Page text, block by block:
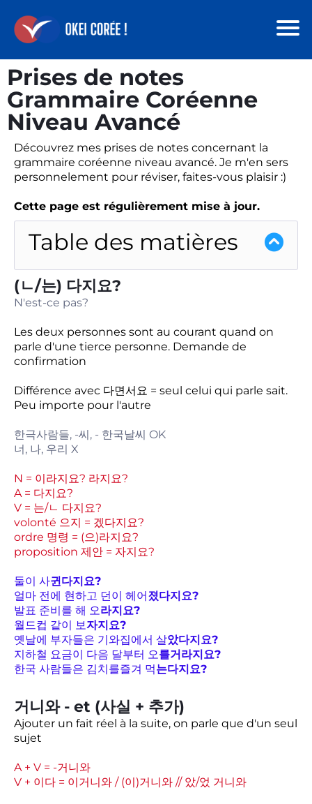
Prises de notes
Grammaire Coréenne
Niveau Avancé
Découvrez mes prises de notes concernant la
grammaire coréenne niveau avancé. Je m'en sers
personnelement pour réviser, faites-vous plaisir :)
Cette page est régulièrement mise à jour.
Table des matières
(ㄴ/는) 다지요?
N'est-ce pas?
Les deux personnes sont au courant quand on
parle d'une tierce personne. Demande de
confirmation
Différence avec 다면서요 = seul celui qui parle sait.
Peu importe pour l'autre
한극사람들, -씨, - 한국날씨 OK
너, 나, 우리 X
N = 이라지요? 라지요?
A = 다지요?
V = 는/ㄴ 다지요?
volonté 으지 = 겠다지요?
ordre 명령 = (으)라지요?
proposition 제안 = 자지요?
둘이 사귄다지요?
얼마 전에 현하고 던이 헤어 졌다지요?
발표 준비를 해 오라지요?
월드컵 같이 보자지요?
옛날에 부자들은 기와집에서 살았다지요?
지하철 요금이 다음 달부터 오를거라지요?
한국 사람들은 김치를즐겨 먹는다지요?
거니와 - et (사실 + 추가)
Ajouter un fait réel à la suite, on parle que d'un seul
sujet
A + V = -거니와
V + 이다 = 이거니와 / (이)거니와 // 았/었 거니와